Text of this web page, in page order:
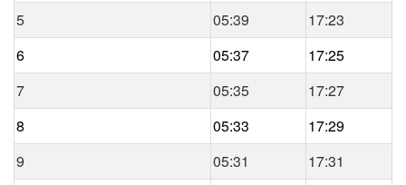
5
05:39
17:23
6
05:37
17:25
7
05:35
17:27
8
05:33
17:29
9
05:31
17:31